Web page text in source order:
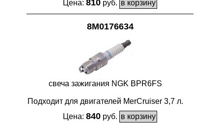
Цена: 810 руб.
8M0176634
свеча зажигания NGK BPR6FS
Подходит для двигателей MerCruiser 3,7 л.
Цена: 840 руб.